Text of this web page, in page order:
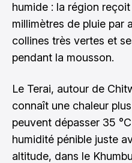
humide : la région
millimètres de pluie par
collines très vertes et
pendant la mousson.
Le Terai, autour de
connaît une chaleur
peuvent dépasser 35
humidité pénible juste
altitude, dans le